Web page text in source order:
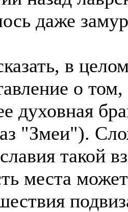
даже
в
о
духовная
"Змеи").
такой
места